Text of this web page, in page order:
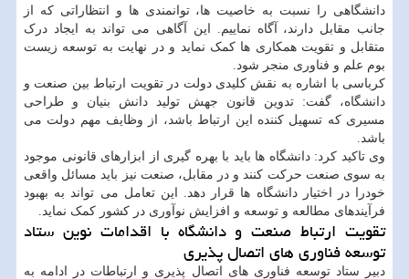
دانشگاهی را نسبت به خاصیت ها، توانمندی ها و انتظاراتی که از
جانب مقابل دارند، آگاه نماییم. این آگاهی می تواند به ایجاد درک
متقابل و تقویت همکاری ها کمک نماید و در نهایت به توسعه زیست
بوم علم و فناوری منجر شود.
کرباسی با اشاره به نقش کلیدی دولت در تقویت ارتباط بین صنعت و
دانشگاه، گفت: تدوین قانون جهش تولید دانش بنیان و طراحی
مسیری که تسهیل کننده این ارتباط باشد، از وظایف مهم دولت می
باشد.
وی تاکید کرد: دانشگاه ها باید با بهره گیری از ابزارهای قانونی موجود
به سوی صنعت حرکت کنند و در مقابل، صنعت نیز باید مسائل واقعی
خودرا در اختیار دانشگاه ها قرار دهد. این تعامل می تواند به بهبود
فرآیندهای مطالعه و توسعه و افزایش نوآوری در کشور کمک نماید.
تقویت ارتباط صنعت و دانشگاه با اقدامات نوین ستاد
توسعه فناوری های اتصال پذیری
دبیر ستاد توسعه فناوری های اتصال پذیری و ارتباطات در ادامه به